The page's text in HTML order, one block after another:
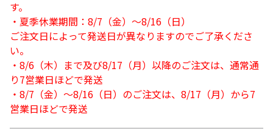
す。
・夏季休業期間：8/7（金）～8/16（日）
ご注文日によって発送日が異なりますのでご了承くださ
い。
・8/6（木）まで及び8/17（月）以降のご注文は、通常通
り7営業日ほどで発送
・8/7（金）～8/16（日）のご注文は、8/17（月）から7
営業日ほどで発送